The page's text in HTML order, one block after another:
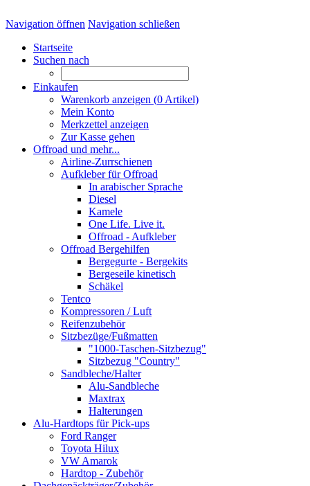
Navigation öffnen Navigation schließen
Startseite
Suchen nach
Einkaufen
Warenkorb anzeigen (0 Artikel)
Mein Konto
Merkzettel anzeigen
Zur Kasse gehen
Offroad und mehr...
Airline-Zurrschienen
Aufkleber für Offroad
In arabischer Sprache
Diesel
Kamele
One Life. Live it.
Offroad - Aufkleber
Offroad Bergehilfen
Bergegurte - Bergekits
Bergeseile kinetisch
Schäkel
Tentco
Kompressoren / Luft
Reifenzubehör
Sitzbezüge/Fußmatten
"1000-Taschen-Sitzbezug"
Sitzbezug "Country"
Sandbleche/Halter
Alu-Sandbleche
Maxtrax
Halterungen
Alu-Hardtops für Pick-ups
Ford Ranger
Toyota Hilux
VW Amarok
Hardtop - Zubehör